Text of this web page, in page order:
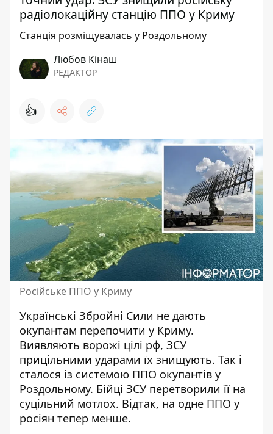
радіолокаційну станцію ППО у Криму
Станція розміщувалась у Роздольному
Любов Кінаш
РЕДАКТОР
👍
Російське ППО у Криму
Українські Збройні Сили не дають
окупантам перепочити у Криму.
Виявляють ворожі цілі рф, ЗСУ
прицільними ударами їх знищують. Так і
сталося із системою ППО окупантів у
Роздольному. Бійці ЗСУ перетворили її на
суцільний мотлох. Відтак, на одне ППО у
росіян тепер менше.